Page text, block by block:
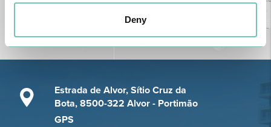
Deny
Estrada de Alvor, Sítio Cruz da
Bota, 8500-322 Alvor - Portimão
GPS